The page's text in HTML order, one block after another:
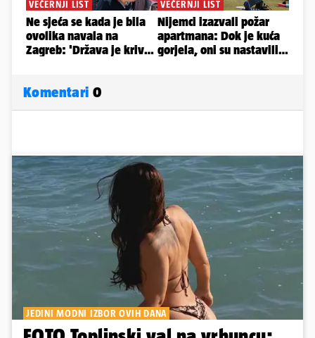
Komentari 0
JEDINI MODNI IZBOR OVIH DANA